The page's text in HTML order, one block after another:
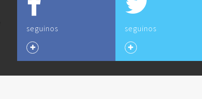
seguinos seguinos